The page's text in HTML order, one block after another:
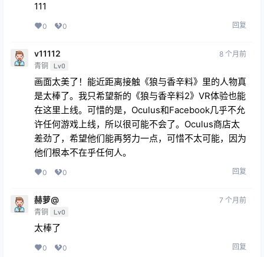
111
0 0 回复
v11112
青铜 Lv0
8 个月前
画面太美了！能近距离接触《狼与香辛料》里的人物真
是太棒了。我只希望新的《狼与香辛料2》VR体验也能
在这里上线。可惜的是，Oculus和Facebook几乎不允
许任何游戏上线，所以很可能不会了。Oculus商店太
差劲了，希望他们能再努力一点，可惜不太可能，因为
他们根本不在乎任何人。
0 0 回复
赫萝@
青铜 Lv0
7 个月前
太棒了
0 0 回复